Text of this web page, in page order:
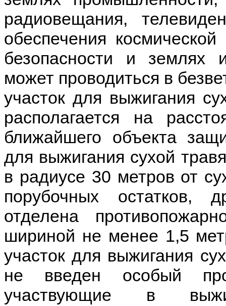
радиовещания,
обеспечения
безопасности и землях
может проводиться в
участок для выжигания
располагается на
ближайшего объекта
для выжигания сухой
в радиусе 30 метров от
порубочных остатков,
отделена
шириной не менее 1,5
участок для выжигания
не введен особый
участвующие в